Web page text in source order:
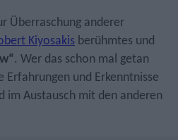
Überraschung anderer
Kiyosakis berühmtes und
. Wer das schon mal getan
und Erkenntnisse
im Austausch mit den anderen